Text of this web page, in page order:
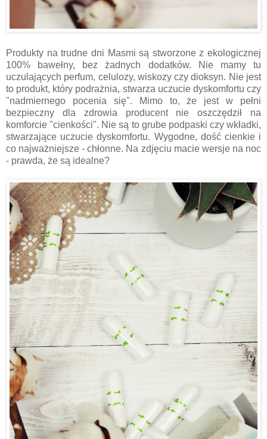
Produkty na trudne dni Masmi są stworzone z ekologicznej
100% bawełny, bez żadnych dodatków. Nie mamy tu
uczulających perfum, celulozy, wiskozy czy dioksyn. Nie jest
to produkt, który podrażnia, stwarza uczucie dyskomfortu czy
"nadmiernego pocenia się". Mimo to, że jest w pełni
bezpieczny dla zdrowia producent nie oszczędził na
komforcie "cienkości". Nie są to grube podpaski czy wkładki,
stwarzające uczucie dyskomfortu. Wygodne, dość cienkie i
co najważniejsze - chłonne. Na zdjęciu macie wersje na noc
- prawda, że są idealne?